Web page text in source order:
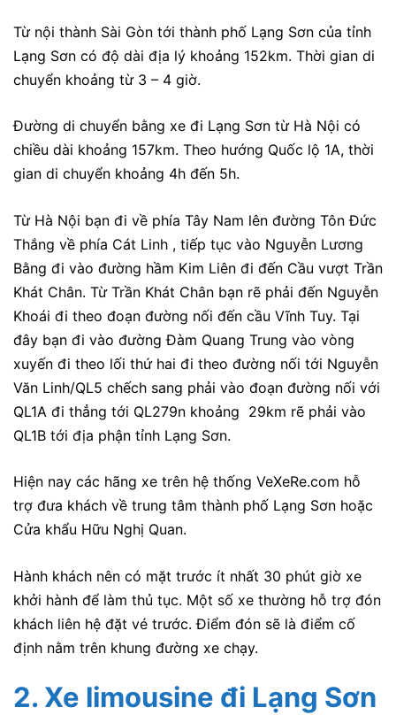
Từ nội thành Sài Gòn tới thành phố Lạng Sơn của tỉnh
Lạng Sơn có độ dài địa lý khoảng 152km. Thời gian di
chuyển khoảng từ 3 – 4 giờ.
Đường di chuyển bằng xe đi Lạng Sơn từ Hà Nội có
chiều dài khoảng 157km. Theo hướng Quốc lộ 1A, thời
gian di chuyển khoảng 4h đến 5h.
Từ Hà Nội bạn đi về phía Tây Nam lên đường Tôn Đức
Thắng về phía Cát Linh , tiếp tục vào Nguyễn Lương
Bằng đi vào đường hầm Kim Liên đi đến Cầu vượt Trần
Khát Chân. Từ Trần Khát Chân bạn rẽ phải đến Nguyễn
Khoái đi theo đoạn đường nối đến cầu Vĩnh Tuy. Tại
đây bạn đi vào đường Đàm Quang Trung vào vòng
xuyến đi theo lối thứ hai đi theo đường nối tới Nguyễn
Văn Linh/QL5 chếch sang phải vào đoạn đường nối với
QL1A đi thẳng tới QL279n khoảng 29km rẽ phải vào
QL1B tới địa phận tỉnh Lạng Sơn.
Hiện nay các hãng xe trên hệ thống VeXeRe.com hỗ
trợ đưa khách về trung tâm thành phố Lạng Sơn hoặc
Cửa khẩu Hữu Nghị Quan.
Hành khách nên có mặt trước ít nhất 30 phút giờ xe
khởi hành để làm thủ tục. Một số xe thường hỗ trợ đón
khách liên hệ đặt vé trước. Điểm đón sẽ là điểm cố
định nằm trên khung đường xe chạy.
2. Xe limousine đi Lạng Sơn